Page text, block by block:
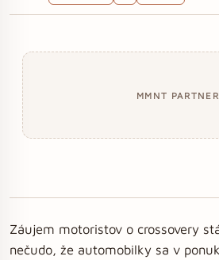
MMNT PARTNER
Záujem motoristov o crossovery
nečudo, že automobilky sa v